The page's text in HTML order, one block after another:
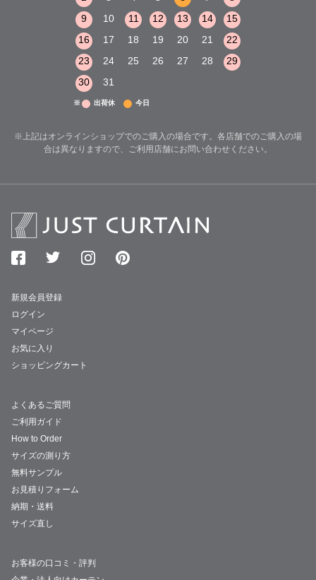
9
10 11 12 13 14
15
16
17 18 19 20 21
22
23
24 25 26 27 28
29
30
31
※ 出荷休 今日
※上記はオンラインショップでのご購入の場合です。各店舗でのご購入の場
合は異なりますので、ご利用店舗にお問い合わせください。
新規会員登録
ログイン
マイページ
お気に入り
ショッピングカート
よくあるご質問
ご利用ガイド
How to Order
サイズの測り方
無料サンプル
お見積りフォーム
納期・送料
サイズ直し
お客様の口コミ・評判